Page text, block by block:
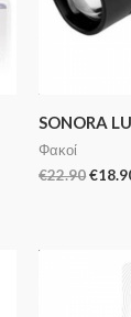
SONORA
Φακοί
€22.90€